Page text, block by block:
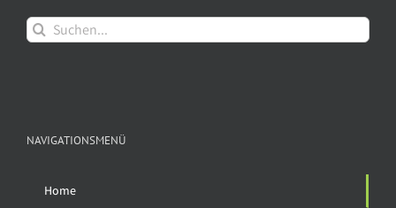
Suche
nach:
NAVIGATIONSMENÜ
Home